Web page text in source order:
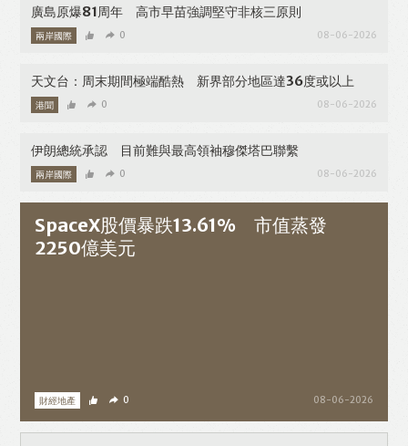
廣島原爆81周年 高市早苗強調堅守非核三原則
兩岸國際 08-06-2026
0
天文台：周末期間極端酷熱 新界部分地區達36度或以上
港聞 08-06-2026
0
伊朗總統承認 目前難與最高領袖穆傑塔巴聯繫
兩岸國際 08-06-2026
0
SpaceX股價暴跌13.61% 市值蒸發
2250億美元
財經地產 08-06-2026
0